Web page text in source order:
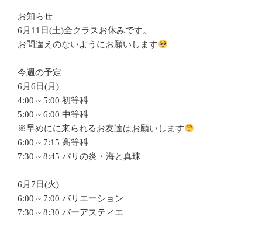
お知らせ
6月11日(土)全クラスお休みです。
お間違えのないようにお願いします
今週の予定
6月6日(月)
4:00 ~ 5:00 初等科
5:00 ~ 6:00 中等科
※早めにに来られるお友達はお願いします
6:00 ~ 7:15 高等科
7:30 ~ 8:45 パリの炎・海と真珠
6月7日(火)
6:00 ~ 7:00 バリエーション
7:30 ~ 8:30 バーアスティエ